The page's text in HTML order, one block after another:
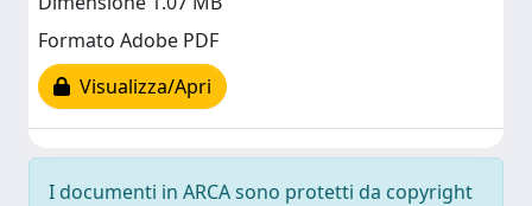
Formato Adobe PDF
Visualizza/Apri
I documenti in ARCA sono protetti da copyright